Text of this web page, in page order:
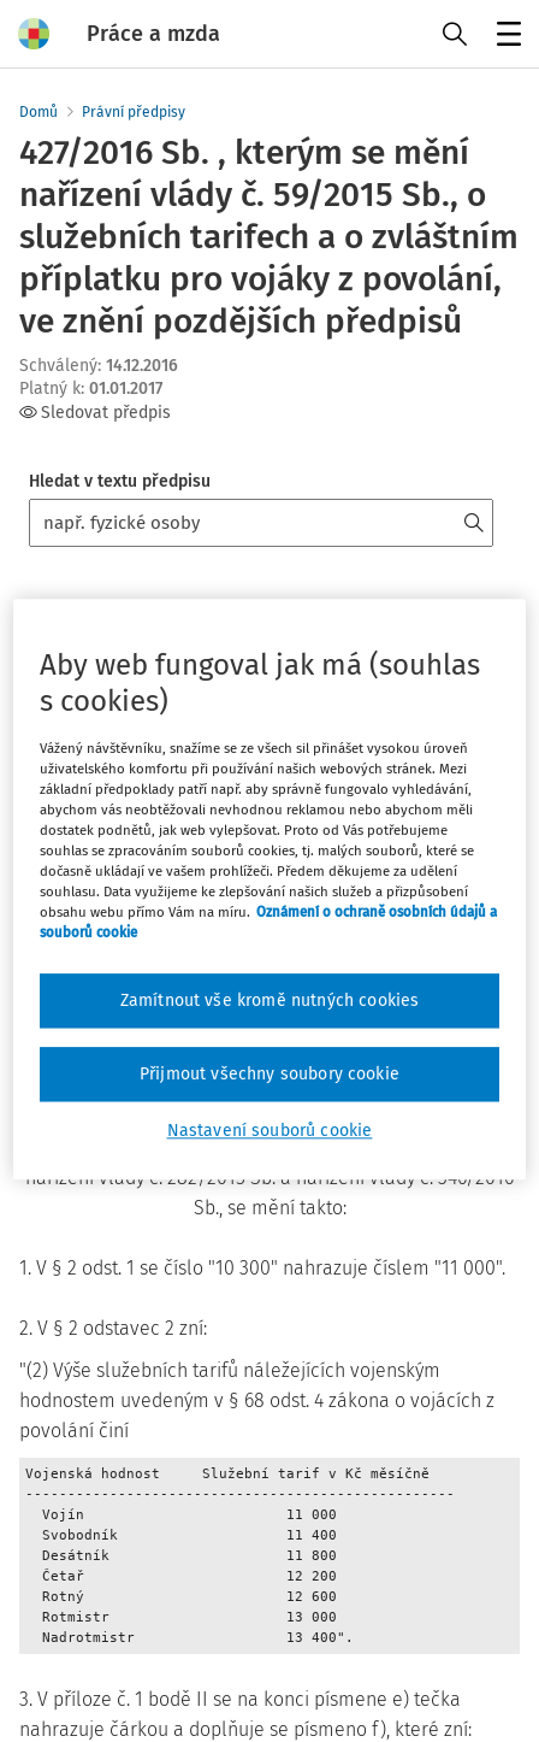
Práce a mzda
Domů Právní předpisy
427/2016 Sb. , kterým se mění
nařízení vlády č. 59/2015 Sb., o
služebních tarifech a o zvláštním
příplatku pro vojáky z povolání,
ve znění pozdějších předpisů
Schválený: 14.12.2016
Platný k: 01.01.2017
Sledovat předpis
Hledat v textu předpisu
427/2016 Sb.
NAŘÍZENÍ VLÁDY
ze dne 14. prosince 2016,
kterým se mění nařízení vlády č. 59/2015 Sb., o služebních
tarifech a o zvláštním příplatku pro vojáky z povolání, ve
znění pozdějších předpisů
Vláda nařizuje podle § 68 odst. 2 a 4 a § 68c odst. 2 zákona
332/2014 Sb.:
Čl.I
Nařízení vlády č. 59/2015 Sb., o služebních tarifech a o
zvláštním příplatku pro vojáky z povolání, ve znění
nařízení vlády č. 282/2015 Sb. a nařízení vlády č. 346/2016
Sb., se mění takto:
1. V § 2 odst. 1 se číslo "10 300" nahrazuje číslem "11 000".
2. V § 2 odstavec 2 zní:
"(2) Výše služebních tarifů náležejících vojenským
hodnostem uvedeným v § 68 odst. 4 zákona o vojácích z
povolání činí
Vojenská hodnost     Služební tarif v Kč měsíčně
---------------------------------------------------
  Vojín                        11 000
  Svobodník                    11 400
  Desátník                     11 800
  Četař                        12 200
  Rotný                        12 600
  Rotmistr                     13 000
3. V příloze č. 1 bodě II se na konci písmene e) tečka
nahrazuje čárkou a doplňuje se písmeno f), které zní:
Aby web fungoval jak má (souhlas
s cookies)
Vážený návštěvníku, snažíme se ze všech sil přinášet vysokou úroveň
uživatelského komfortu při používání našich webových stránek. Mezi
základní předpoklady patří např. aby správně fungovalo vyhledávání,
abychom vás neobtěžovali nevhodnou reklamou nebo abychom měli
dostatek podnětů, jak web vylepšovat. Proto od Vás potřebujeme
souhlas se zpracováním souborů cookies, tj. malých souborů, které se
dočasně ukládají ve vašem prohlížeči. Předem děkujeme za udělení
souhlasu. Data využijeme ke zlepšování našich služeb a přizpůsobení
obsahu webu přímo Vám na míru. Oznámení o ochraně osobních údajů a
souborů cookie
Nastavení souborů cookie
Zamítnout vše kromě nutných cookies
Přijmout všechny soubory cookie